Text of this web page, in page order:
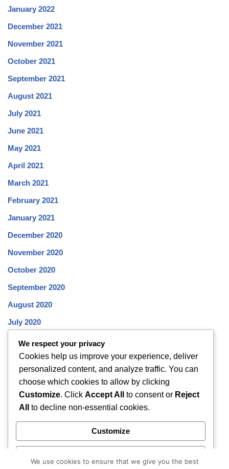
January 2022
December 2021
November 2021
October 2021
September 2021
August 2021
July 2021
June 2021
May 2021
April 2021
March 2021
February 2021
January 2021
December 2020
November 2020
October 2020
September 2020
August 2020
July 2020
June 2020
May 2020
April 2020
March 2020
February 2020
December 2019
November 2019
We respect your privacy
Cookies help us improve your experience, deliver
personalized content, and analyze traffic. You can
choose which cookies to allow by clicking
Customize. Click Accept All to consent or Reject
All
to decline non-essential cookies.
Customize
We use cookies to ensure that we give you the best